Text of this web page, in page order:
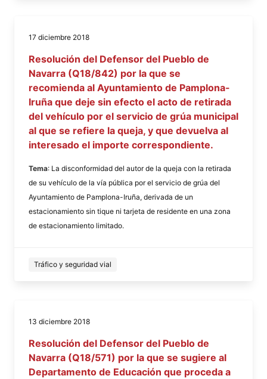
17 diciembre 2018
Resolución del Defensor del Pueblo de
Navarra (Q18/842) por la que se
recomienda al Ayuntamiento de Pamplona-
Iruña que deje sin efecto el acto de retirada
del vehículo por el servicio de grúa municipal
al que se refiere la queja, y que devuelva al
interesado el importe correspondiente.
Tema: La disconformidad del autor de la queja con la retirada
de su vehículo de la vía pública por el servicio de grúa del
Ayuntamiento de Pamplona-Iruña, derivada de un
estacionamiento sin tique ni tarjeta de residente en una zona
de estacionamiento limitado.
Tráfico y seguridad vial
13 diciembre 2018
Resolución del Defensor del Pueblo de
Navarra (Q18/571) por la que se sugiere al
Departamento de Educación que proceda a